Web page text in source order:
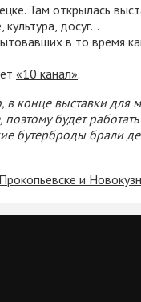
Там открылась
досуг…
в то время
«10 канал».
выставки для
будет
бутерброды брали
и